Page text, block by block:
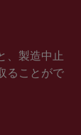
、製造中止
ることがで